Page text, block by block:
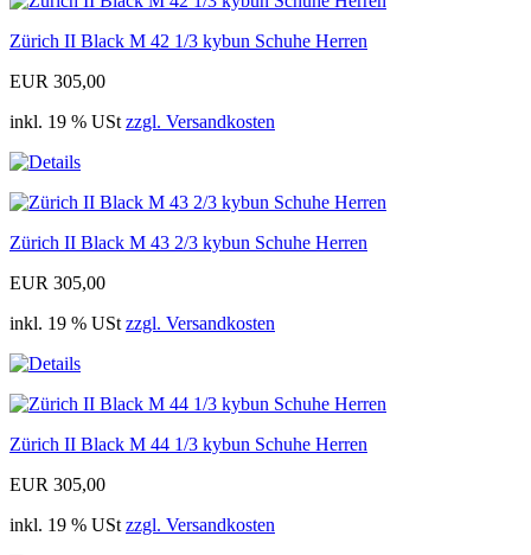
Zürich II Black M 42 1/3 kybun Schuhe Herren
EUR 305,00
inkl. 19 % USt zzgl. Versandkosten
Zürich II Black M 43 2/3 kybun Schuhe Herren
EUR 305,00
inkl. 19 % USt zzgl. Versandkosten
Zürich II Black M 44 1/3 kybun Schuhe Herren
EUR 305,00
inkl. 19 % USt zzgl. Versandkosten